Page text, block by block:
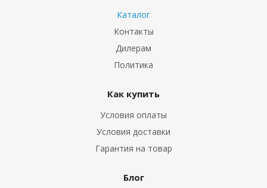
Каталог
Контакты
Дилерам
Политика
Как купить
Условия оплаты
Условия доставки
Гарантия на товар
Блог